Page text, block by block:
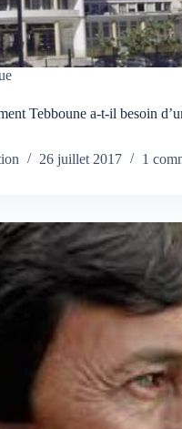
Tebboune a-t-il besoin
26 juillet 2017 1